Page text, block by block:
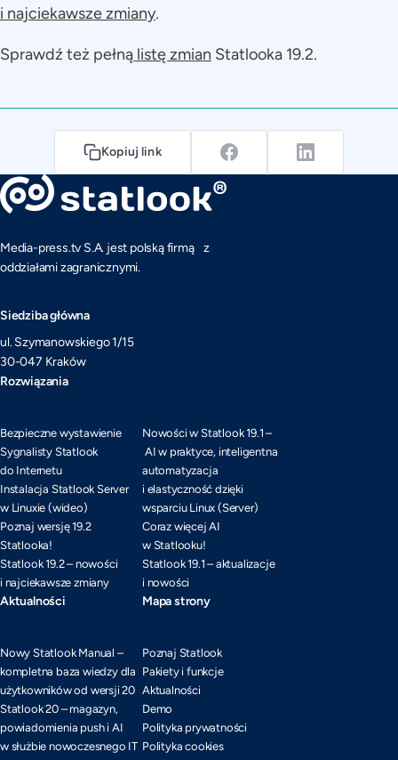
i najciekawsze zmiany.
Sprawdź też pełną listę zmian Statlooka 19.2.
Kopiuj link
Media-press.tv S.A. jest polską firmą z
oddziałami zagranicznymi.
Siedziba główna
ul. Szymanowskiego 1/15
30-047 Kraków
Rozwiązania
Bezpieczne wystawienie
Sygnalisty Statlook
do Internetu
Instalacja Statlook Server
w Linuxie (wideo)
Poznaj wersję 19.2
Statlooka!
Statlook 19.2 – nowości
i najciekawsze zmiany
Nowości w Statlook 19.1 –
AI w praktyce, inteligentna
automatyzacja
i elastyczność dzięki
wsparciu Linux (Server)
Coraz więcej AI
w Statlooku!
Statlook 19.1 – aktualizacje
i nowości
Aktualności
Nowy Statlook Manual –
kompletna baza wiedzy dla
użytkowników od wersji 20
Statlook 20 – magazyn,
powiadomienia push i AI
w służbie nowoczesnego IT
Mapa strony
Poznaj Statlook
Pakiety i funkcje
Aktualności
Demo
Polityka prywatności
Polityka cookies